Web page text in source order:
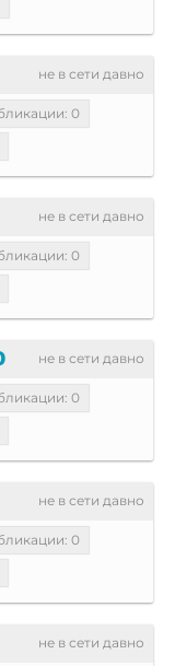
не в сети давно
0
не в сети давно
0
не в сети давно
0
не в сети давно
0
не в сети давно